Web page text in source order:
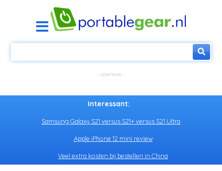
Interessant:
Samsung Galaxy S21 versus S21+ versus S21 Ultra
Apple iPhone 12 mini review
Veel extra kosten bij bestellen in China